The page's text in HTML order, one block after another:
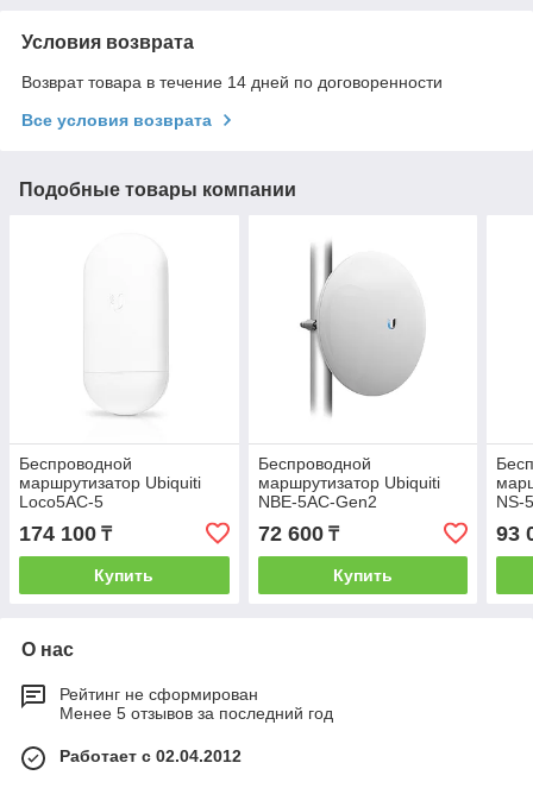
Условия возврата
Возврат товара в течение 14 дней по договоренности
Все условия возврата
Подобные товары компании
Беспроводной
маршрутизатор Ubiquiti
Loco5AC-5
174 100 ₸
Купить
Беспроводной
маршрутизатор Ubiquiti
NBE-5AC-Gen2
72 600₸
Купить
NS-
93
О нас
Рейтинг не сформирован
Менее 5 отзывов за последний год
Работает с 02.04.2012